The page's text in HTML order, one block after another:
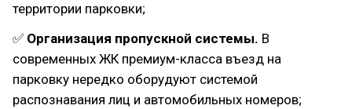
территории парковки;
✅ Организация пропускной системы. В
современных ЖК премиум-класса въезд на
парковку нередко оборудуют системой
распознавания лиц и автомобильных номеров;